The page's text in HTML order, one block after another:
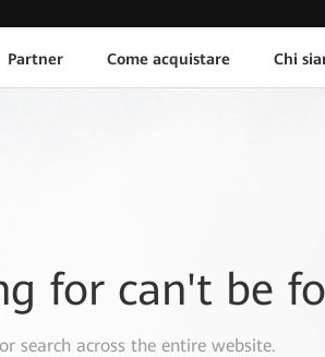
Partner Come acquistare Chi
for can't be
search across the entire website.